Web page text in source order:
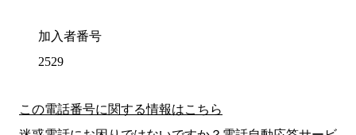
加入者番号
2529
この電話番号に関する情報はこちら